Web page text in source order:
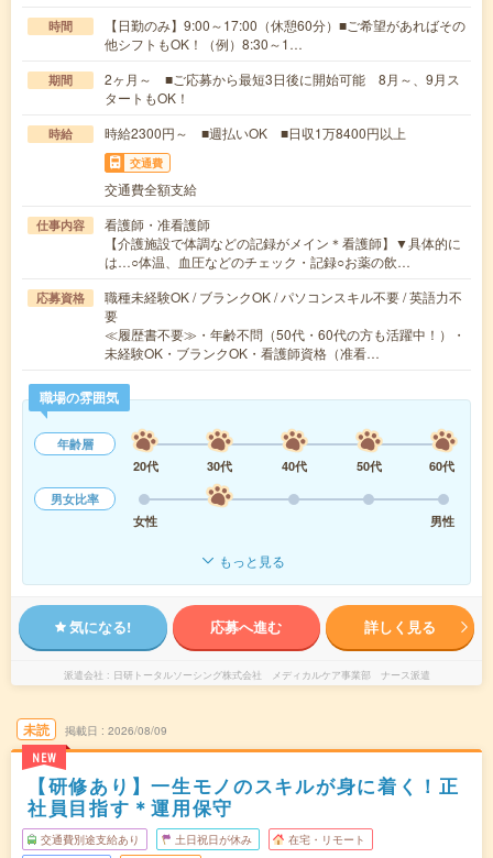
時間
【日勤のみ】9:00～17:00（休憩60分）■ご希望があればその
他シフトもOK！（例）8:30～1…
期間
2ヶ月～ ■ご応募から最短3日後に開始可能 8月～、9月ス
タートもOK！
時給 時給2300円～ ■週払いOK ■日収1万8400円以上
交通費
交通費全額支給
仕事内容
看護師・准看護師
【介護施設で体調などの記録がメイン＊看護師】▼具体的に
は…○体温、血圧などのチェック・記録○お薬の飲…
応募資格
職種未経験OK / ブランクOK / パソコンスキル不要 / 英語力不
要
≪履歴書不要≫・年齢不問（50代・60代の方も活躍中！）・
未経験OK・ブランクOK・看護師資格（准看…
職場の雰囲気
年齢層
20代
30代 40代 50代
60代
男女比率
女性
男性
もっと見る
気になる! 応募へ進む 詳しく見る
派遣会社 日研トータルソーシング株式会社 メディカルケア事業部 ナース派遣
未読
NEW
掲載日 2026/08/09
【研修あり】一生モノのスキルが身に着く！正
社員目指す＊運用保守
交通費別途支給あり 土日祝日が休み 在宅・リモート